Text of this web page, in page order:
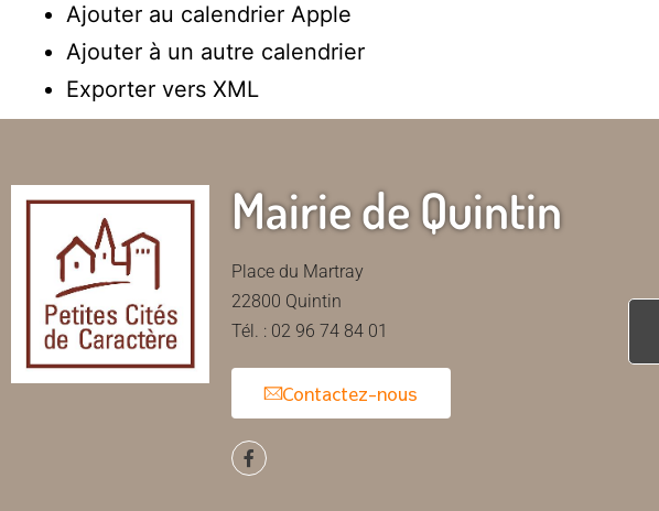
Ajouter au calendrier Apple
Ajouter à un autre calendrier
Exporter vers XML
Mairie de Quintin
Place du Martray
22800 Quintin
Tél. : 02 96 74 84 01
Contactez-nous